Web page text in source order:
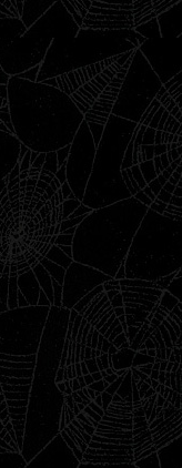
Mortishia
Die kleine Mortishia fliegt auf
Hexen
besen um dem Blocksberg